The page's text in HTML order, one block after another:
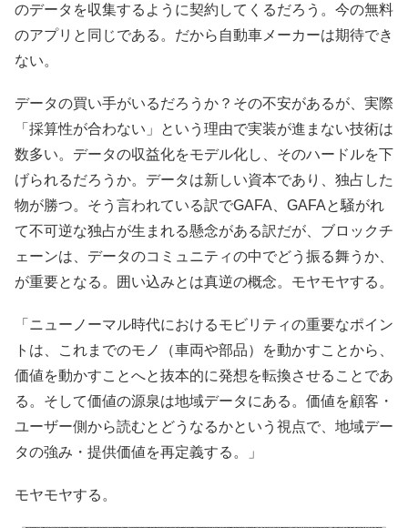
のデータを収集するように契約してくるだろう。今の無料
のアプリと同じである。だから自動車メーカーは期待でき
ない。
データの買い手がいるだろうか？その不安があるが、実際
「採算性が合わない」という理由で実装が進まない技術は
数多い。データの収益化をモデル化し、そのハードルを下
げられるだろうか。データは新しい資本であり、独占した
物が勝つ。そう言われている訳でGAFA、GAFAと騒がれ
て不可逆な独占が生まれる懸念がある訳だが、ブロックチ
ェーンは、データのコミュニティの中でどう振る舞うか、
が重要となる。囲い込みとは真逆の概念。モヤモヤする。
「ニューノーマル時代におけるモビリティの重要なポイン
トは、これまでのモノ（車両や部品）を動かすことから、
価値を動かすことへと抜本的に発想を転換させることであ
る。そして価値の源泉は地域データにある。価値を顧客・
ユーザー側から読むとどうなるかという視点で、地域デー
タの強み・提供価値を再定義する。」
モヤモヤする。